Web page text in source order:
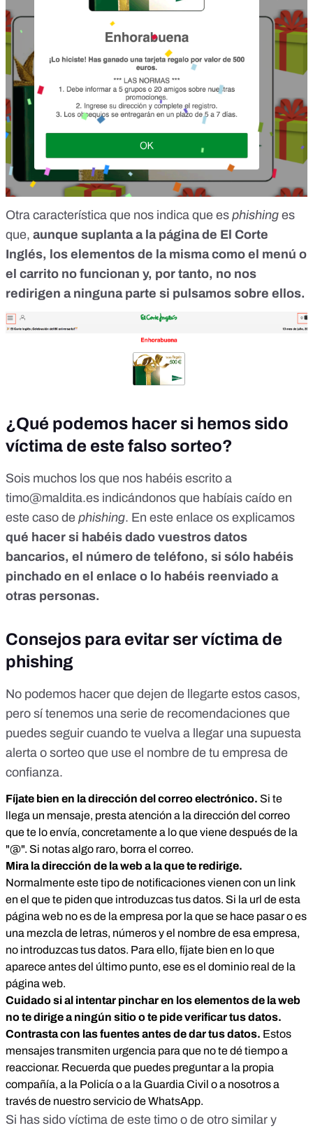
Otra característica que nos indica que es phishing es
que, aunque suplanta a la página de El Corte
Inglés, los elementos de la misma como el menú o
el carrito no funcionan y, por tanto, no nos
redirigen a ninguna parte si pulsamos sobre ellos.
¿Qué podemos hacer si hemos sido
víctima de este falso sorteo?
Sois muchos los que nos habéis escrito a
timo@maldita.es indicándonos que habíais caído en
este caso de phishing. En este enlace os explicamos
qué hacer si habéis dado vuestros datos
bancarios, el número de teléfono, si sólo habéis
pinchado en el enlace o lo habéis reenviado a
otras personas.
Consejos para evitar ser víctima de
phishing
No podemos hacer que dejen de llegarte estos casos,
pero sí tenemos una serie de recomendaciones que
puedes seguir cuando te vuelva a llegar una supuesta
alerta o sorteo que use el nombre de tu empresa de
confianza.
Fíjate bien en la dirección del correo electrónico. Si te
llega un mensaje, presta atención a la dirección del correo
que te lo envía, concretamente a lo que viene después de la
"@". Si notas algo raro, borra el correo.
Mira la dirección de la web a la que te redirige.
Normalmente este tipo de notificaciones vienen con un link
en el que te piden que introduzcas tus datos. Si la url de esta
página web no es de la empresa por la que se hace pasar o es
una mezcla de letras, números y el nombre de esa empresa,
no introduzcas tus datos. Para ello, fíjate bien en lo que
aparece antes del último punto, ese es el dominio real de la
página web.
Cuidado si al intentar pinchar en los elementos de la web
no te dirige a ningún sitio o te pide verificar tus datos.
Contrasta con las fuentes antes de dar tus datos. Estos
mensajes transmiten urgencia para que no te dé tiempo a
reaccionar. Recuerda que puedes preguntar a la propia
compañía, a la Policía o a la Guardia Civil o a nosotros a
través de nuestro servicio de WhatsApp.
Si has sido víctima de este timo o de otro similar y